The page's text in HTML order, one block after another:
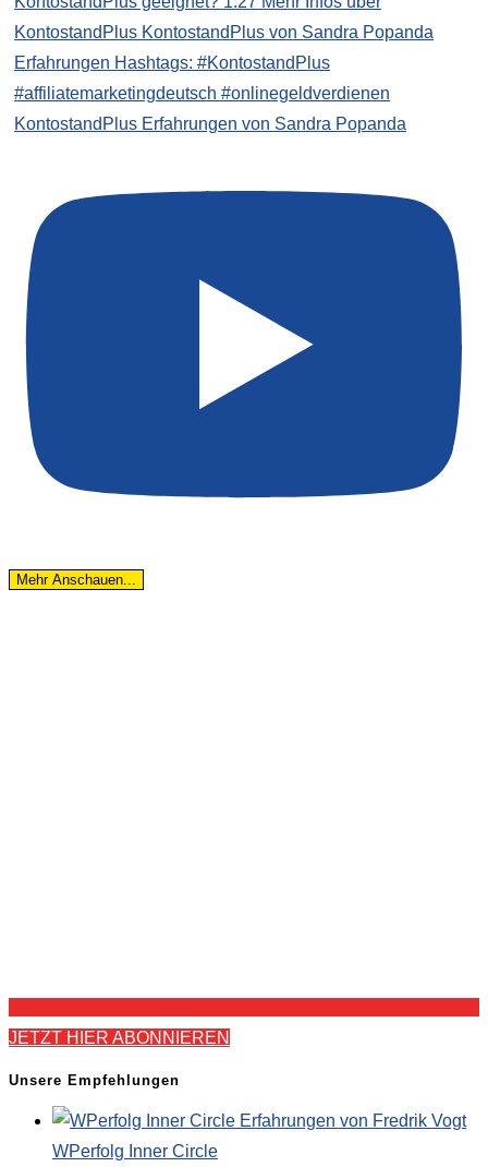
KontostandPlus Erfahrungen von Sandra Popanda
Mehr Anschauen...
JETZT HIER ABONNIEREN
Unsere Empfehlungen
WPerfolg Inner Circle